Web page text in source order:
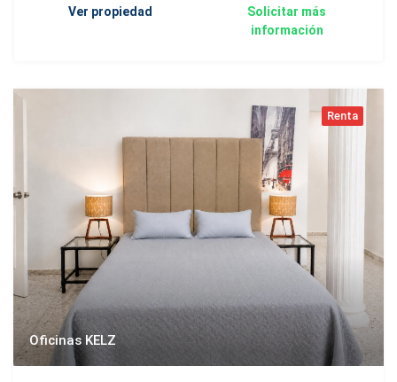
Ver propiedad
Solicitar más
información
Renta
Oficinas KELZ